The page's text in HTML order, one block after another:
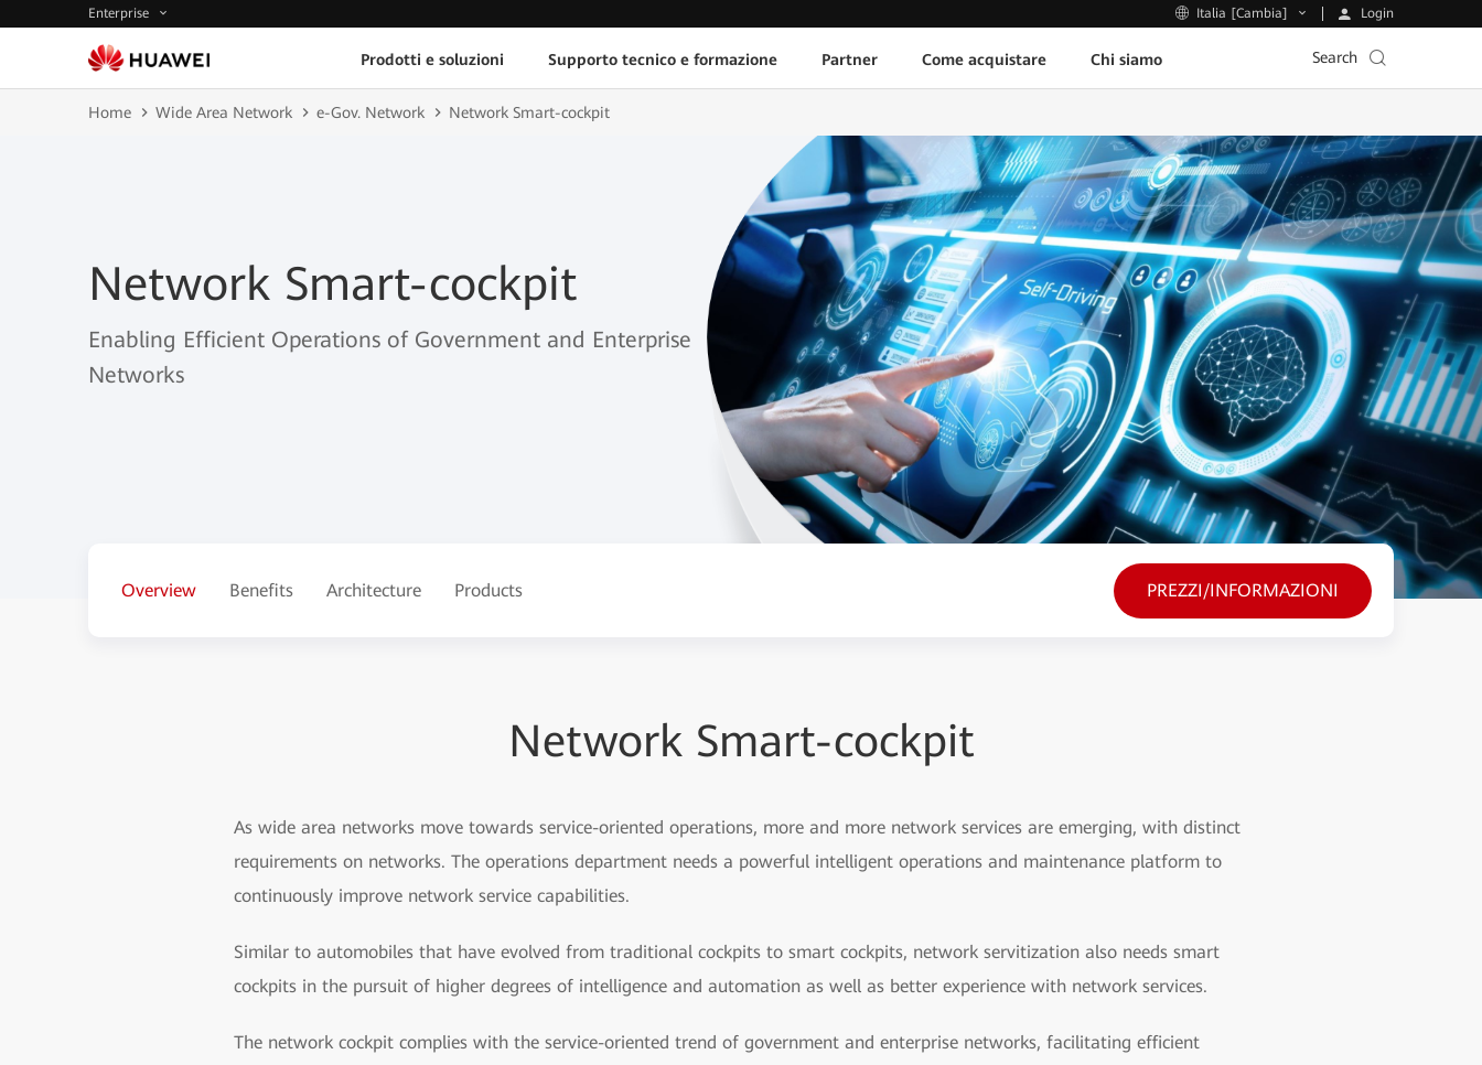
Enterprise Italia [Cambia] Login
Prodotti e soluzioni Supporto tecnico e formazione Partner Come acquistare Chi siamo Search
Home Wide Area Network e-Gov. Network Network Smart-cockpit
Network Smart-cockpit
Enabling Efficient Operations of Government and Enterprise
Networks
Overview Benefits Architecture Products PREZZI/INFORMAZIONI
Network Smart-cockpit
As wide area networks move towards service-oriented operations, more and more network services are emerging, with distinct
requirements on networks. The operations department needs a powerful intelligent operations and maintenance platform to
continuously improve network service capabilities.
Similar to automobiles that have evolved from traditional cockpits to smart cockpits, network servitization also needs smart
cockpits in the pursuit of higher degrees of intelligence and automation as well as better experience with network services.
The network cockpit complies with the service-oriented trend of government and enterprise networks, facilitating efficient